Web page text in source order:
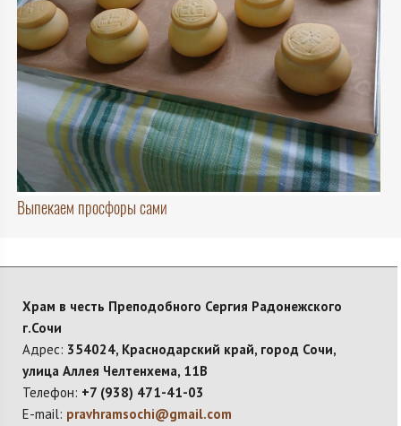
Выпекаем просфоры сами
Храм в честь Преподобного Сергия Радонежского
г.Сочи
Адрес: 354024, Краснодарский край, город Сочи,
улица Аллея Челтенхема, 11В
Телефон: +7 (938) 471-41-03
E-mail: pravhramsochi@gmail.com